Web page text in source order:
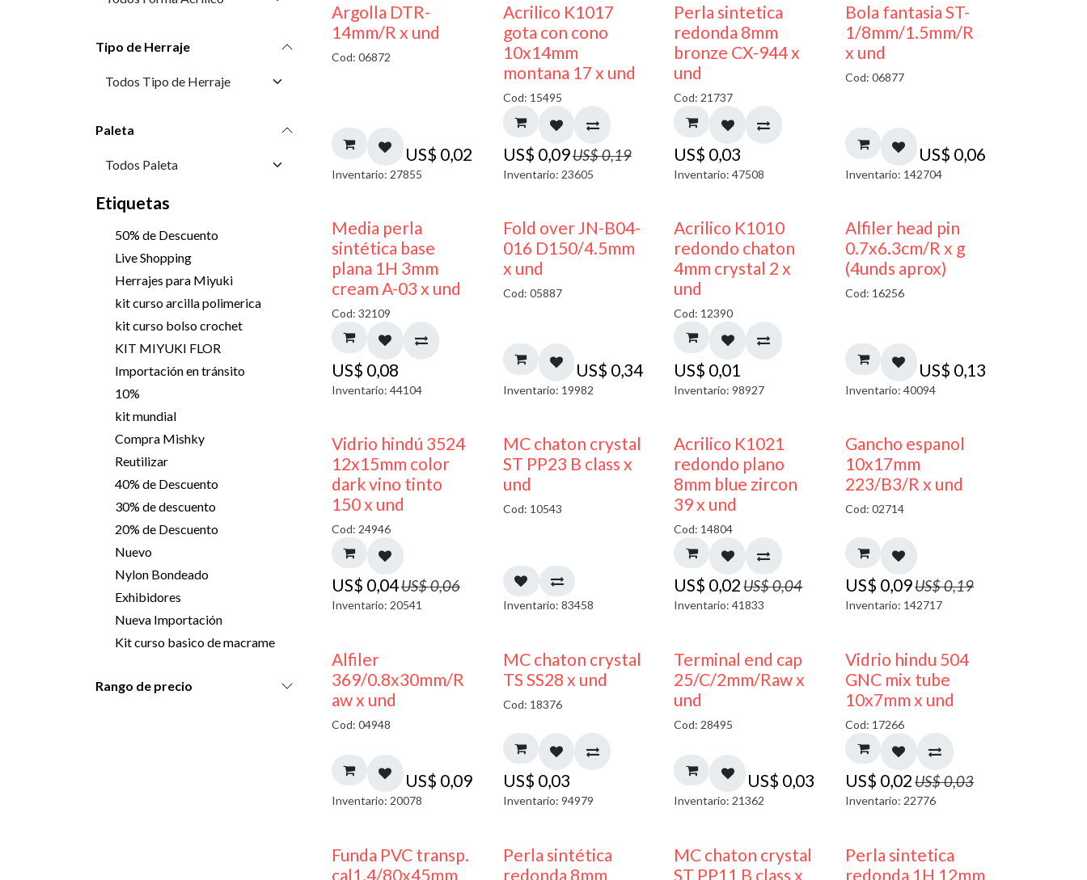
Tipo de Herraje
Paleta
Etiquetas
50% de Descuento
Live Shopping
Herrajes para Miyuki
kit curso arcilla polimerica
kit curso bolso crochet
KIT MIYUKI FLOR
Importación en tránsito
10%
kit mundial
Compra Mishky
Reutilizar
40% de Descuento
30% de descuento
20% de Descuento
Nuevo
Nylon Bondeado
Exhibidores
Nueva Importación
Kit curso basico de macrame
Rango de precio
Argolla DTR-
14mm/R x und
Cod: 06872
US$ 0,02
Inventario: 27855
50% DESCUENTO
Acrilico K1017
gota con cono
10x14mm
montana 17 x und
Cod: 15495
US$ 0,09US$0,19
Inventario: 23605
Perla sintetica
redonda 8mm
bronze CX-944 x
und
Cod: 21737
US$ 0,03
Inventario: 47508
Bola fantasia ST-
1/8mm/1.5mm/R
x und
Cod: 06877
US$ 0,06
Inventario: 142704
Media perla
sintética base
plana 1H 3mm
cream A-03 x und
Cod: 32109
US$ 0,08
Inventario: 44104
Fold over JN-B04-
016 D150/4.5mm
x und
Cod: 05887
US$ 0,34
Inventario: 19982
50% DESCUENTO
Acrilico K1010
redondo chaton
4mm crystal 2 x
und
Cod: 12390
US$ 0,01
Inventario: 98927
Alfiler head pin
0.7x6.3cm/R x g
(4unds aprox)
Cod: 16256
US$ 0,13
Inventario: 40094
40% DESCUENTO
Vidrio hindú 3524
12x15mm color
dark vino tinto
150 x und
Cod: 24946
US$ 0,04US$0,06
Inventario: 20541
MC chaton crystal
ST PP23 B class x
und
Cod: 10543
Inventario: 83458
50% DESCUENTO
Acrilico K1021
redondo plano
8mm blue zircon
39 x und
Cod: 14804
US$ 0,02 US$0,04
Inventario: 41833
50% DESCUENTO
Gancho espanol
10x17mm
223/B3/R x und
Cod: 02714
US$ 0,09US$0,19
Inventario: 142717
Alfiler
369/0.8x30mm/R
aw x und
Cod: 04948
US$ 0,09
Inventario: 20078
MC chaton crystal
TS SS28 x und
Cod: 18376
US$ 0,03
Inventario: 94979
Terminal end cap
25/C/2mm/Raw x
und
Cod: 28495
US$ 0,03
Inventario: 21362
40% DESCUENTO
Vidrio hindu 504
GNC mix tube
10x7mm x und
Cod: 17266
US$ 0,02US$0,03
Inventario: 22776
Funda PVC transp.
cal1.4/80x45mm
Perla sintética
redonda 8mm
MC chaton crystal
ST PP11 B class x
Perla sintetica
redonda 1H 12mm